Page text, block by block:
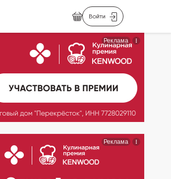
Войти